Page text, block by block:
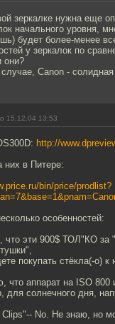
зеркалке нужна еще
начального уровня,
будет более-менее
у зеркалок по
они?
Canon -
15.12.04 13:53
http://
них в Питере:
bin/price/prodlist?
особенностей:
что эти 900$ ТОЛ"КО за
покупать стёкла(-
что аппарат на ISO
для солнечного дня,
No. Не знаю, но